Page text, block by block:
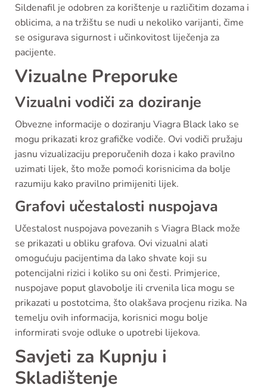
Sildenafil je odobren za korištenje u različitim dozama i
oblicima, a na tržištu se nudi u nekoliko varijanti, čime
se osigurava sigurnost i učinkovitost liječenja za
pacijente.
Vizualne Preporuke
Vizualni vodiči za doziranje
Obvezne informacije o doziranju Viagra Black lako se
mogu prikazati kroz grafičke vodiče. Ovi vodiči pružaju
jasnu vizualizaciju preporučenih doza i kako pravilno
uzimati lijek, što može pomoći korisnicima da bolje
razumiju kako pravilno primijeniti lijek.
Grafovi učestalosti nuspojava
Učestalost nuspojava povezanih s Viagra Black može
se prikazati u obliku grafova. Ovi vizualni alati
omogućuju pacijentima da lako shvate koji su
potencijalni rizici i koliko su oni česti. Primjerice,
nuspojave poput glavobolje ili crvenila lica mogu se
prikazati u postotcima, što olakšava procjenu rizika. Na
temelju ovih informacija, korisnici mogu bolje
informirati svoje odluke o upotrebi lijekova.
Savjeti za Kupnju i
Skladištenje